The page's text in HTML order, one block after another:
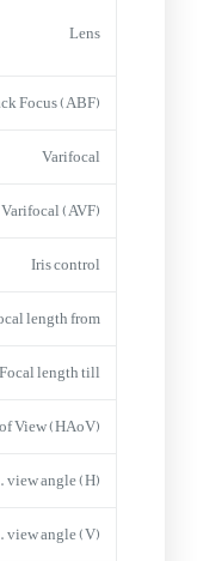
Lens
Focus (ABF)
Varifocal
(AVF)
Iris control
length from
Focal length till
View (HAoV)
angle (H)
angle (V)